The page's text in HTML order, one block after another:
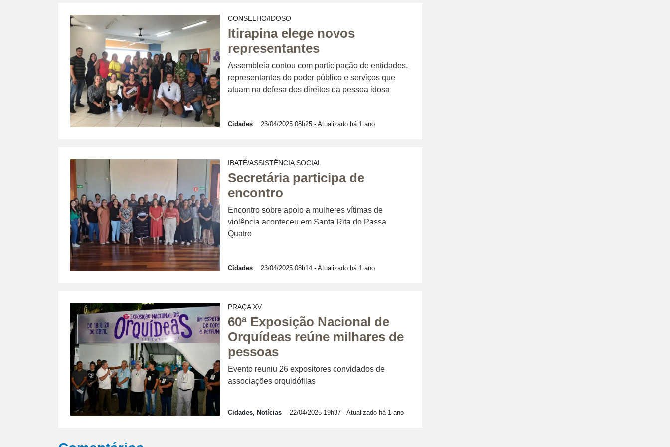
CONSELHO/IDOSO
Itirapina elege novos
representantes
Assembleia contou com participação de entidades,
representantes do poder público e serviços que
atuam na defesa dos direitos da pessoa idosa
Cidades 23/04/2025 08h25 - Atualizado há 1 ano
IBATÉ/ASSISTÊNCIA SOCIAL
Secretária participa de
encontro
Encontro sobre apoio a mulheres vítimas de
violência aconteceu em Santa Rita do Passa
Quatro
Cidades 23/04/2025 08h14 - Atualizado há 1 ano
PRAÇA XV
60ª Exposição Nacional de
Orquídeas reúne milhares de
pessoas
Evento reuniu 26 expositores convidados de
associações orquidófilas
Cidades, Notícias 22/04/2025 19h37 - Atualizado há 1 ano